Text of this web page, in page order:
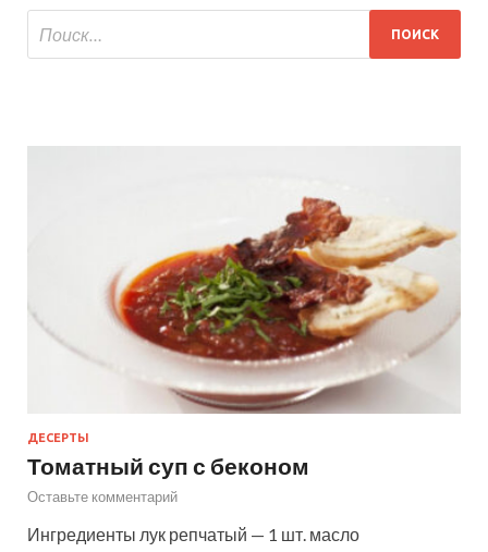
ДЕСЕРТЫ
Томатный суп с беконом
Оставьте комментарий
Ингредиенты лук репчатый — 1 шт. масло